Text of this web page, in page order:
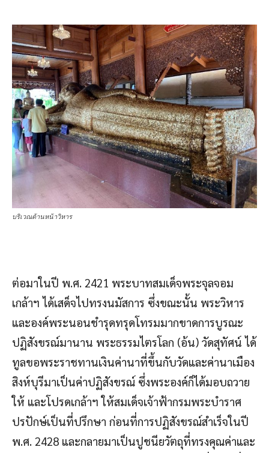
บริเวณด้านหน้าวิหาร
ต่อมาในปี พ.ศ. 2421 พระบาทสมเด็จพระจุลจอม
เกล้าฯ ได้เสด็จไปทรงนมัสการ ซึ่งขณะนั้น พระวิหาร
และองค์พระนอนชำรุดทรุดโทรมมากขาดการบูรณะ
ปฏิสังขรณ์มานาน พระธรรมไตรโลก (อ้น) วัดสุทัศน์ ได้
ทูลขอพระราชทานเงินค่านาที่ขึ้นกับวัดและค่านาเมือง
สิงห์บุรีมาเป็นค่าปฏิสังขรณ์ ซึ่งพระองค์ก็ได้มอบถวาย
ให้ และโปรดเกล้าฯ ให้สมเด็จเจ้าฟ้ากรมพระบำราศ
ปรปักษ์เป็นที่ปรึกษา ก่อนที่การปฏิสังขรณ์สำเร็จในปี
พ.ศ. 2428 และกลายมาเป็นปูชนียวัตถุที่ทรงคุณค่าและ